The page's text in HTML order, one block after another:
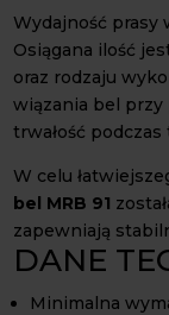
Wydajność prasy
Osiągana ilość
oraz rodzaju
wiązania bel
trwałość
W celu
bel MRB 91
zapewniają
DANE
Minimalna